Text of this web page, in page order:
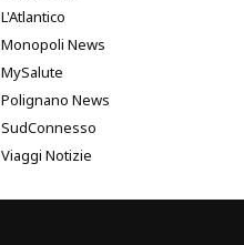
L'Atlantico
Monopoli News
MySalute
Polignano News
SudConnesso
Viaggi Notizie